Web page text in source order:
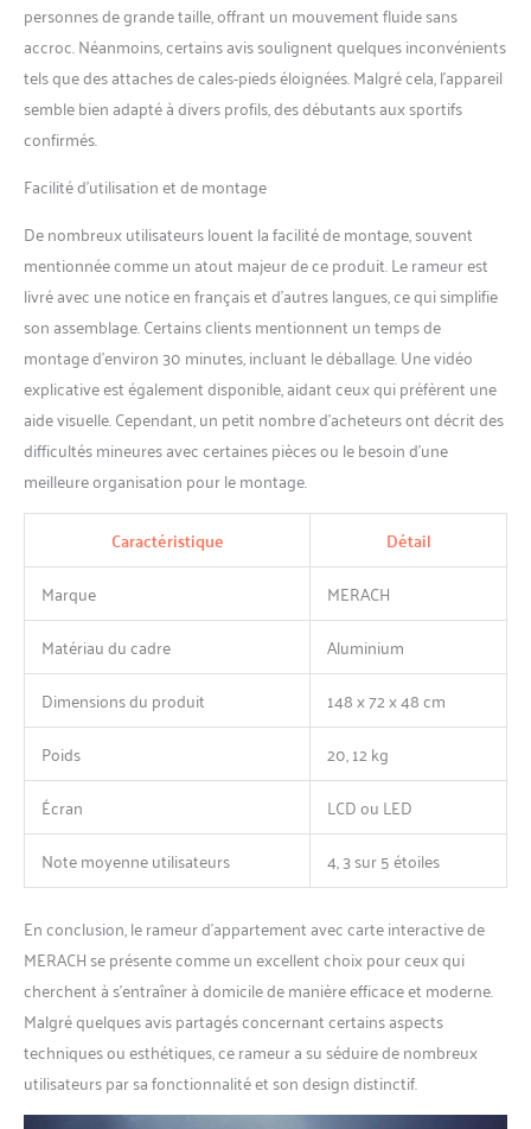
résistance magnétique forte
tout en permettant un
aviron quasiment silencieux.
Vous pouvez ainsi vous
entraîner chez vous à tout
Siège Confortable et
Conception Ergonomique :
Le rameur MERACH est
équipé d'un siège large et
confortable ainsi que de
supports pour les pieds
ergonomiques, assurant un
confort maximal même lors
d'entraînements prolongés.
La conception fluide du
câble réduit les frottements
et garantit un aviron
uniforme.
personnes de grande taille, offrant un mouvement fluide sans
accroc. Néanmoins, certains avis soulignent quelques inconvénients
tels que des attaches de cales-pieds éloignées. Malgré cela, l’appareil
semble bien adapté à divers profils, des débutants aux sportifs
confirmés.
Facilité d’utilisation et de montage
De nombreux utilisateurs louent la facilité de montage, souvent
mentionnée comme un atout majeur de ce produit. Le rameur est
livré avec une notice en français et d’autres langues, ce qui simplifie
son assemblage. Certains clients mentionnent un temps de
montage d’environ 30 minutes, incluant le déballage. Une vidéo
explicative est également disponible, aidant ceux qui préfèrent une
aide visuelle. Cependant, un petit nombre d’acheteurs ont décrit des
difficultés mineures avec certaines pièces ou le besoin d’une
meilleure organisation pour le montage.
Caractéristique Détail
Marque
MERACH
Matériau du cadre
Aluminium
Dimensions du produit
148 x 72 x 48 cm
Poids
20, 12 kg
Écran
LCD ou LED
Note moyenne utilisateurs
4, 3 sur 5 étoiles
En conclusion, le rameur d’appartement avec carte interactive de
MERACH se présente comme un excellent choix pour ceux qui
cherchent à s’entraîner à domicile de manière efficace et moderne.
Malgré quelques avis partagés concernant certains aspects
techniques ou esthétiques, ce rameur a su séduire de nombreux
utilisateurs par sa fonctionnalité et son design distinctif.